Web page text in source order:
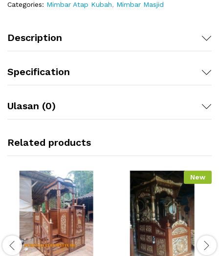
Categories: Mimbar Atap Kubah, Mimbar Masjid
Description
Specification
Ulasan (0)
Related products
New